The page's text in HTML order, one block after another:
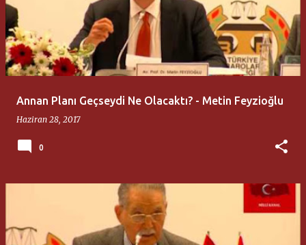
Annan Planı Geçseydi Ne Olacaktı? - Metin Feyzioğlu
Haziran 28, 2017
0